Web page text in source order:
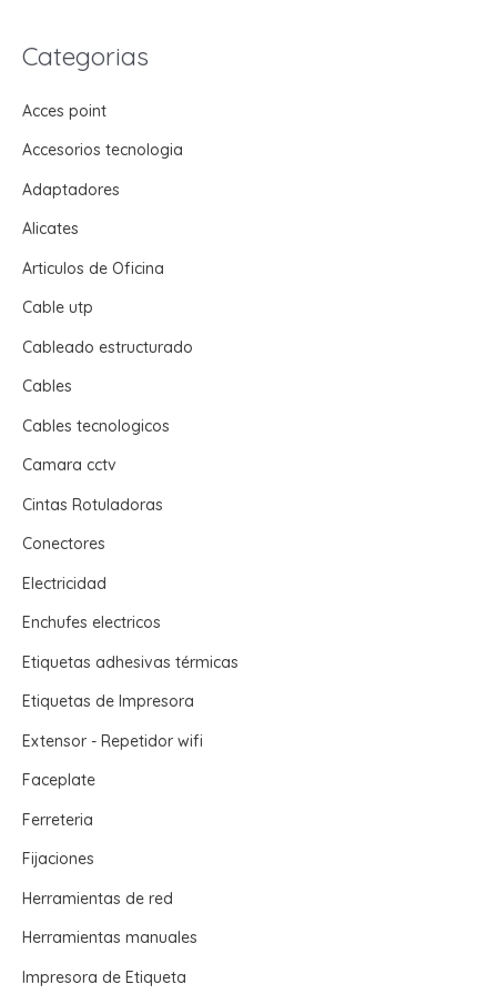
Categorias
Acces point
Accesorios tecnologia
Adaptadores
Alicates
Articulos de Oficina
Cable utp
Cableado estructurado
Cables
Cables tecnologicos
Camara cctv
Cintas Rotuladoras
Conectores
Electricidad
Enchufes electricos
Etiquetas adhesivas térmicas
Etiquetas de Impresora
Extensor - Repetidor wifi
Faceplate
Ferreteria
Fijaciones
Herramientas de red
Herramientas manuales
Impresora de Etiqueta